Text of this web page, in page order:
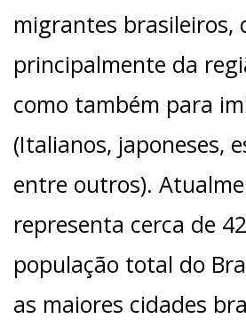
migrantes brasileiros,
principalmente da
como também para
(Italianos, japoneses,
entre outros).
representa cerca de
população total do
as maiores cidades